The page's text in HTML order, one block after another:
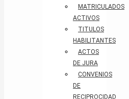
MATRICULADOS
ACTIVOS
TITULOS
HABILITANTES
ACTOS
DE JURA
CONVENIOS
DE
RECIPROCIDAD